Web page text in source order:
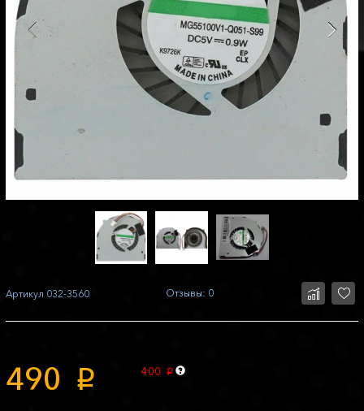
Артикул 032-3560 Отзывы: 0
490 p 400 p